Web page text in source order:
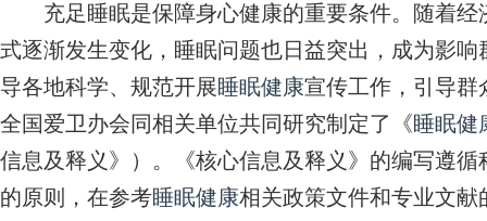
充足睡眠是保障身心健康的重要条件。随着经
式逐渐发生变化，睡眠问题也日益突出，成为影
导各地科学、规范开展睡眠健康宣传工作，引导群
全国爱卫办会同相关单位共同研究制定了《睡眠健
信息及释义》）。《核心信息及释义》的编写遵
的原则，在参考睡眠健康相关政策文件和专业文